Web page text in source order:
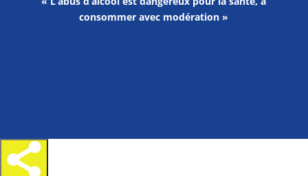
consommer avec modération »